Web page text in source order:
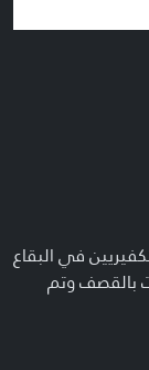
في البقاع
بالقصف وتم